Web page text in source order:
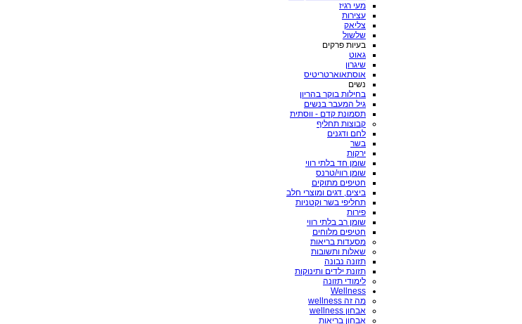
מעי רגיז
עצירות
צליאק
שלשול
בעיות פרקים
גאוט
שיגרון
אוסתאוארטריטיס
נשים
בחילות בוקר בהריון
גיל המעבר בנשים
תסמונת קדם - ווסתית
קבוצות תחליף
לחם ודגנים
בשר
ירקות
שומן חד בלתי רווי
שומן רווי/טרנס
חטיפים מתוקים
ביצים, דגים ומוצרי חלב
תחליפי בשר וקטניות
פירות
שומן רב בלתי רווי
חטיפים מלוחים
מסעדות בריאות
שאלות ותשובות
תזונה נבונה
תזונת ילדים ותינוקות
לימודי תזונה
Wellness
מה זה wellness
אבחון wellness
אבחון בריאות